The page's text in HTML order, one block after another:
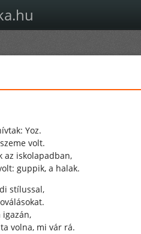
Yoz.
volt.
az iskolapadban,
guppik, a halak.
stílussal,
igazán,
volna, mi vár rá.